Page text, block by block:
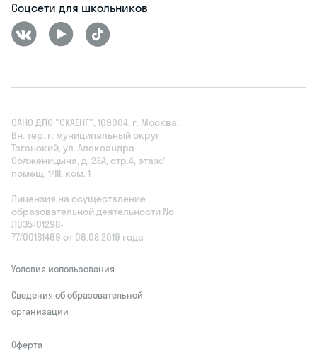
Соцсети для школьников
ОАНО ДПО "СКАЕНГ", 109004, г. Москва,
Вн. тер. г. муниципальный округ
Таганский, ул. Александра
Солженицына, д. 23А, стр.4, этаж/
помещ. 1/III, ком. 1
Лицензия на осуществление
образовательной деятельности No
Л035‑01298-
77/00181469 от 06.08.2019 года
Условия использования
Сведения об образовательной
организации
Оферта